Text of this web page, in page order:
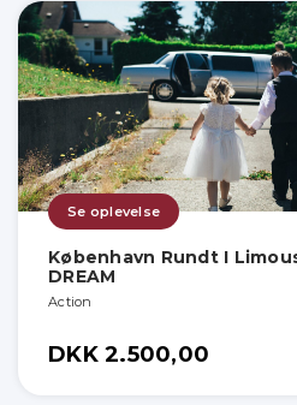
Se oplevelse
København Rundt I
DREAM
Action
DKK 2.500,00